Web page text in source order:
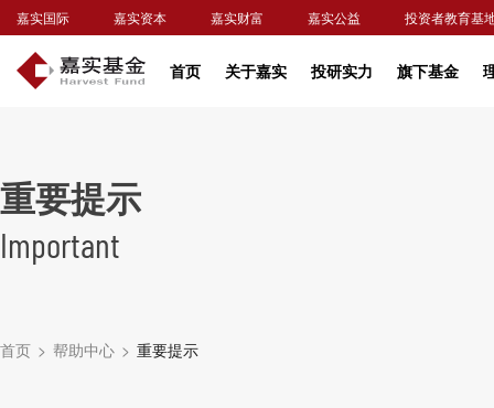
嘉实国际 嘉实资本 嘉实财富 嘉实公益 投资者教育基
首页 关于嘉实 投研实力 旗下基金
重要提示
Important
首页 > 帮助中心 > 重要提示